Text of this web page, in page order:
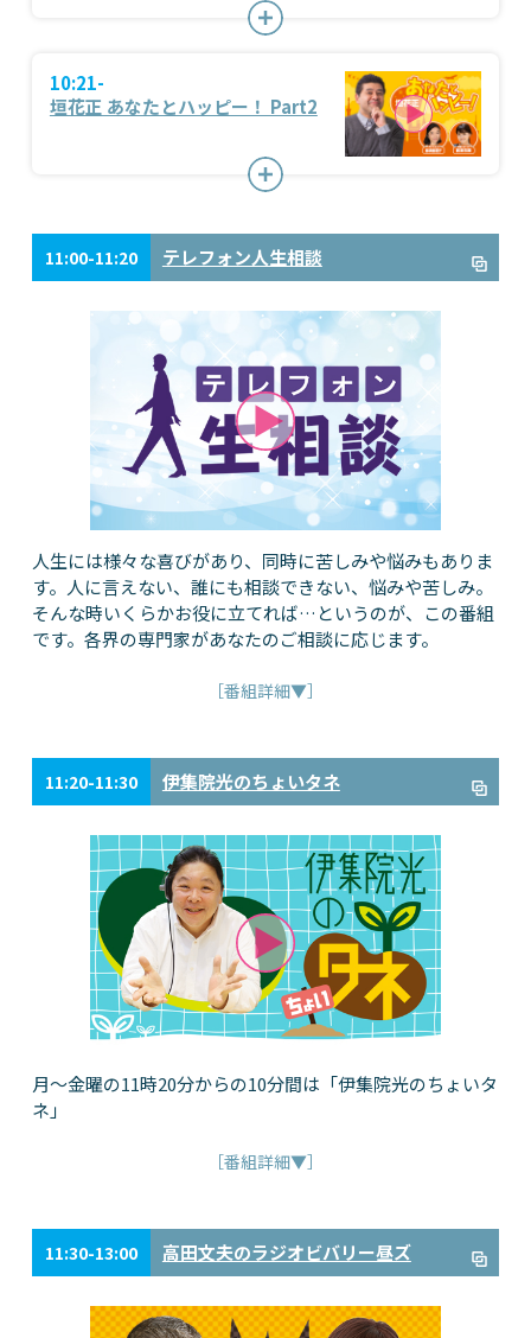
10:21-
垣花正 あなたとハッピー！ Part2
11:00-11:20 テレフォン人生相談
人生には様々な喜びがあり、同時に苦しみや悩みもありま
す。人に言えない、誰にも相談できない、悩みや苦しみ。
そんな時いくらかお役に立てれば…というのが、この番組
です。各界の専門家があなたのご相談に応じます。
［番組詳細▼］
11:20-11:30 伊集院光のちょいタネ
月～金曜の11時20分からの10分間は「伊集院光のちょいタ
ネ」
［番組詳細▼］
11:30-13:00 高田文夫のラジオビバリー昼ズ